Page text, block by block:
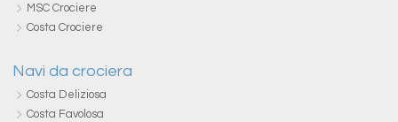
MSC Crociere
Costa Crociere
Navi da crociera
Costa Deliziosa
Costa Favolosa